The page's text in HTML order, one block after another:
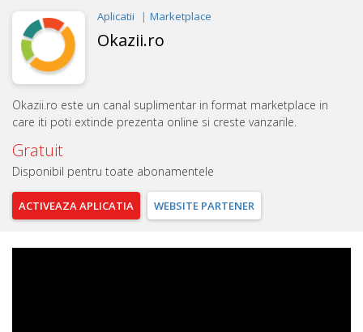
Aplicatii Marketplace
Okazii.ro
Okazii.ro este un canal suplimentar in format marketplace in
care iti poti extinde prezenta online si creste vanzarile.
Gratuit
Disponibil pentru toate abonamentele
ACTIVEAZAAPLICATIA WEBSITE PARTENER